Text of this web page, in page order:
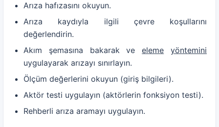
Arıza hafızasını okuyun.
Arıza kaydıyla ilgili çevre koşullarını
değerlendirin.
Akım şemasına bakarak veeleme
yöntemini
uygulayarak arızayı sınırlayın.
Ölçüm değerlerini okuyun (giriş bilgileri).
Aktör testi uygulayın (aktörlerin fonksiyon testi).
Rehberli arıza aramayı uygulayın.